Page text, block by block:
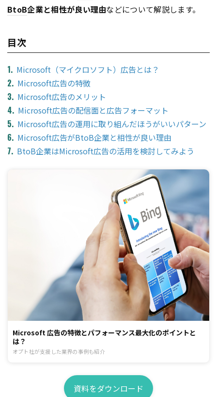
BtoB企業と相性が良い理由などについて解説します。
目次
Microsoft（マイクロソフト）広告とは？
Microsoft広告の特徴
Microsoft広告のメリット
Microsoft広告の配信面と広告フォーマット
Microsoft広告の運用に取り組んだほうがいいパターン
Microsoft広告がBtoB企業と相性が良い理由
BtoB企業はMicrosoft広告の活用を検討してみよう
Microsoft 広告の特徴とパフォーマンス最大化のポイントと
は？
オプト社が支援した業界の事例も紹介
資料をダウンロード